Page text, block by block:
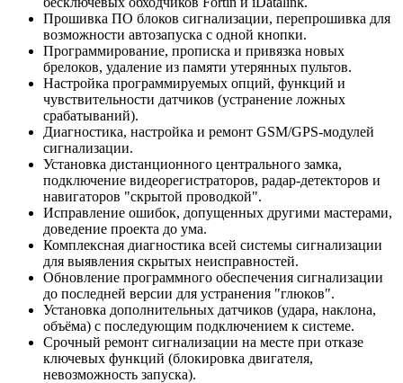
Прошивка ПО блоков сигнализации, перепрошивка для
возможности автозапуска с одной кнопки.
Программирование, прописка и привязка новых
брелоков, удаление из памяти утерянных пультов.
Настройка программируемых опций, функций и
чувствительности датчиков (устранение ложных
срабатываний).
Диагностика, настройка и ремонт GSM/GPS-модулей
сигнализации.
Установка дистанционного центрального замка,
подключение видеорегистраторов, радар-детекторов и
навигаторов "скрытой проводкой".
Исправление ошибок, допущенных другими мастерами,
доведение проекта до ума.
Комплексная диагностика всей системы сигнализации
для выявления скрытых неисправностей.
Обновление программного обеспечения сигнализации
до последней версии для устранения "глюков".
Установка дополнительных датчиков (удара, наклона,
объёма) с последующим подключением к системе.
Срочный ремонт сигнализации на месте при отказе
ключевых функций (блокировка двигателя,
невозможность запуска).